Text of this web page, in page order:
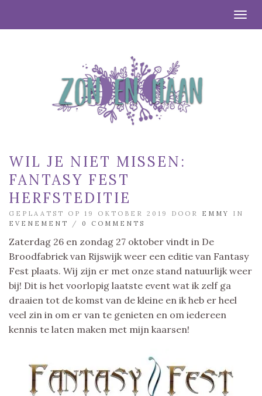
WIL JE NIET MISSEN:
FANTASY FEST
HERFSTEDITIE
GEPLAATST OP 19 OKTOBER 2019 DOOR EMMY
IN
EVENEMENT
/ 0 COMMENTS
Zaterdag 26 en zondag 27 oktober vindt in De
Broodfabriek van Rijswijk weer een editie van Fantasy
Fest plaats. Wij zijn er met onze stand natuurlijk weer
bij! Dit is het voorlopig laatste event wat ik zelf ga
draaien tot de komst van de kleine en ik heb er heel
veel zin in om er van te genieten en om iedereen
kennis te laten maken met mijn kaarsen!